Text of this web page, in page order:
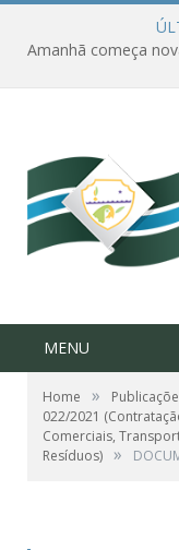
MENU
Home »
022/2021
Comerciais,
Resíduos) »